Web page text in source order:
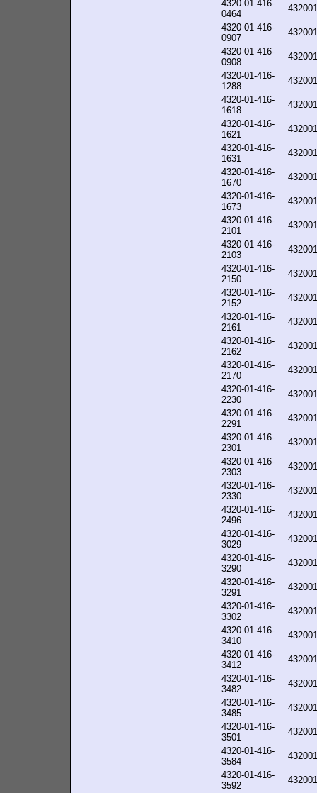
4320-01-416-
0464
4320-01-416-
0907
4320-01-416-
0908
4320-01-416-
1288
4320-01-416-
1618
4320-01-416-
1621
4320-01-416-
1631
4320-01-416-
1670
4320-01-416-
1673
4320-01-416-
2101
4320-01-416-
2103
4320-01-416-
2150
4320-01-416-
2152
4320-01-416-
2161
4320-01-416-
2162
4320-01-416-
2170
4320-01-416-
2230
4320-01-416-
2291
4320-01-416-
2301
4320-01-416-
2303
4320-01-416-
2330
4320-01-416-
2496
4320-01-416-
3029
4320-01-416-
3290
4320-01-416-
3291
4320-01-416-
3302
4320-01-416-
3410
4320-01-416-
3412
4320-01-416-
3482
4320-01-416-
3485
4320-01-416-
3501
4320-01-416-
3584
4320-01-416-
3592